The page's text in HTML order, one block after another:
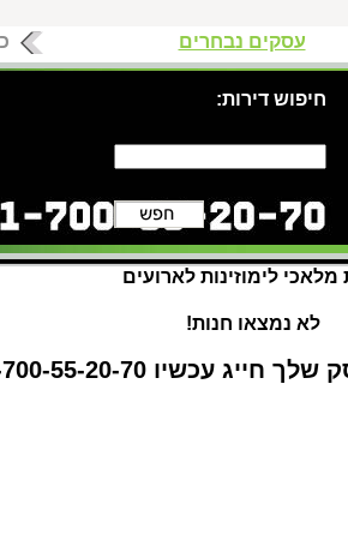
עסקים נבחרים
חיפוש דירות:
מלאכי לימוזינות לארועים
לא נמצאו חנות!
עכשיו 1-700-55-20-70